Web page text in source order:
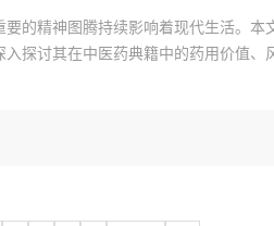
的精神图腾持续影响着现代生活。
探讨其在中医药典籍中的药用价值